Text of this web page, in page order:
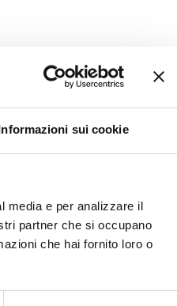
sui cookie
media e per analizzare il
partner che si occupano
che hai fornito loro o